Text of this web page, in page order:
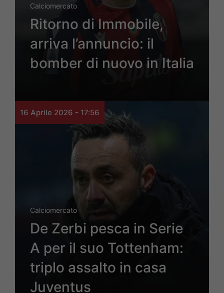
Calciomercato
Ritorno di Immobile,
arriva l’annuncio: il
bomber di nuovo in Italia
16 Aprile 2026 - 17:56
Calciomercato
De Zerbi pesca in Serie
A per il suo Tottenham:
triplo assalto in casa
Juventus